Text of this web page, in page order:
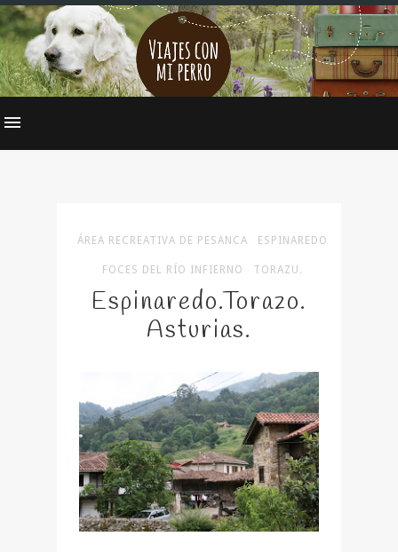
ÁREA RECREATIVA DE PESANCA ESPINAREDO
FOCES DEL RÍO INFIERNO TORAZU.
Espinaredo.Torazo.
Asturias.